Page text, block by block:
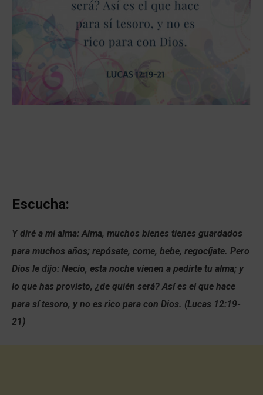
Escucha:
Y diré a mi alma: Alma, muchos bienes tienes guardados
para muchos años; repósate, come, bebe, regocíjate. Pero
Dios le dijo: Necio, esta noche vienen a pedirte tu alma; y
lo que has provisto, ¿de quién será?Así es el que hace
para sí tesoro, y no es rico para con Dios. (Lucas 12:19-
21)